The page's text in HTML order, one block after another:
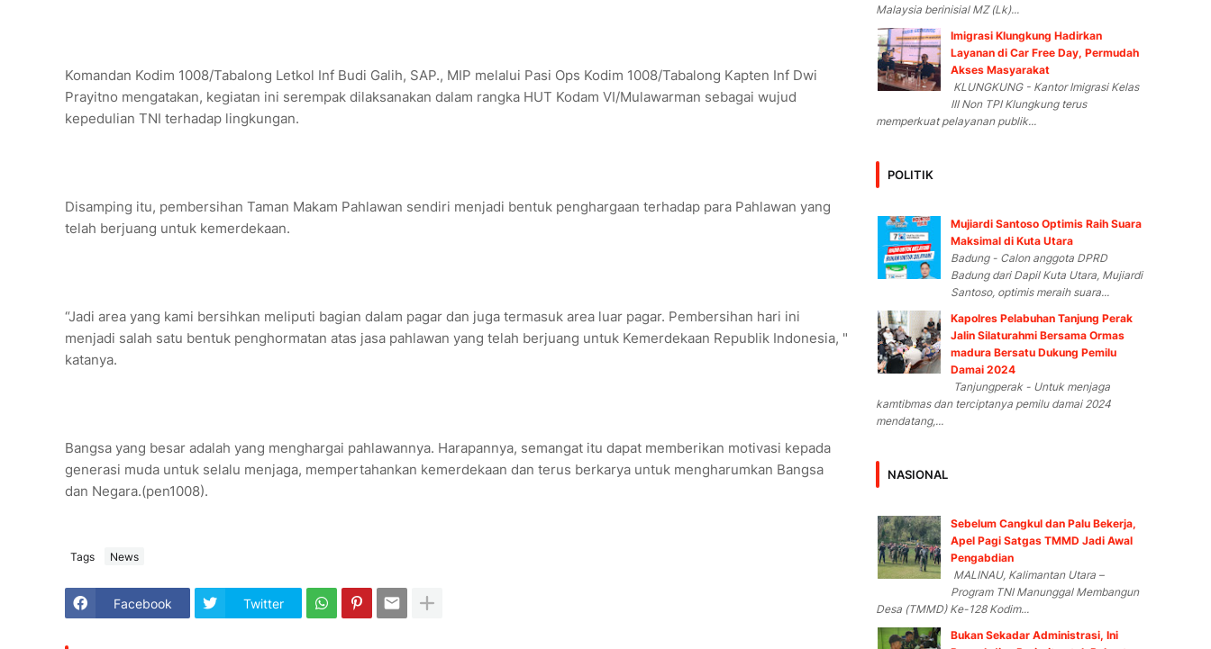
Komandan Kodim 1008/Tabalong Letkol Inf Budi Galih, SAP., MIP melalui Pasi Ops Kodim 1008/Tabalong Kapten Inf Dwi
Prayitno mengatakan, kegiatan ini serempak dilaksanakan dalam rangka HUT Kodam VI/Mulawarman sebagai wujud
kepedulian TNI terhadap lingkungan.
Disamping itu, pembersihan Taman Makam Pahlawan sendiri menjadi bentuk penghargaan terhadap para Pahlawan yang
telah berjuang untuk kemerdekaan.
“Jadi area yang kami bersihkan meliputi bagian dalam pagar dan juga termasuk area luar pagar. Pembersihan hari ini
menjadi salah satu bentuk penghormatan atas jasa pahlawan yang telah berjuang untuk Kemerdekaan Republik Indonesia, "
katanya.
Bangsa yang besar adalah yang menghargai pahlawannya. Harapannya, semangat itu dapat memberikan motivasi kepada
generasi muda untuk selalu menjaga, mempertahankan kemerdekaan dan terus berkarya untuk mengharumkan Bangsa
dan Negara.(pen1008).
Tags News
Facebook Twitter
Malaysia berinisial MZ (Lk)...
Imigrasi Klungkung Hadirkan
Layanan di Car Free Day, Permudah
Akses Masyarakat
KLUNGKUNG - Kantor Imigrasi Kelas
III Non TPI Klungkung terus
memperkuat pelayanan publik...
POLITIK
Mujiardi Santoso Optimis Raih Suara
Maksimal di Kuta Utara
Badung - Calon anggota DPRD
Badung dari Dapil Kuta Utara, Mujiardi
Santoso, optimis meraih suara...
Kapolres Pelabuhan Tanjung Perak
Jalin Silaturahmi Bersama Ormas
madura Bersatu Dukung Pemilu
Damai 2024
Tanjungperak - Untuk menjaga
kamtibmas dan terciptanya pemilu damai 2024
mendatang,...
NASIONAL
Sebelum Cangkul dan Palu Bekerja,
Apel Pagi Satgas TMMD Jadi Awal
Pengabdian
MALINAU, Kalimantan Utara –
Program TNI Manunggal Membangun
Desa (TMMD) Ke-128 Kodim...
Bukan Sekadar Administrasi, Ini